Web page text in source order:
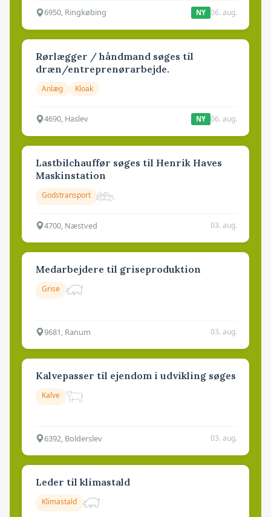
6950, Ringkøbing NY 06. aug.
Rørlægger / håndmand søges til
dræn/entreprenørarbejde.
Anlæg Kloak
4690, Haslev NY 06. aug.
Lastbilchauffør søges til Henrik Haves
Maskinstation
Godstransport
4700, Næstved 03. aug.
Medarbejdere til griseproduktion
Grise
9681, Ranum 03. aug.
Kalvepasser til ejendom i udvikling søges
Kalve
6392, Bolderslev 03. aug.
Leder til klimastald
Klimastald